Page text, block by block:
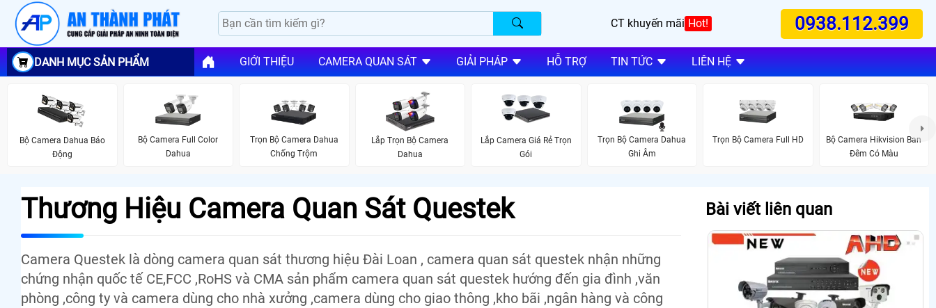
CT khuyến mãi Hot! 0938.112.399
DANH MỤC SẢN PHẨM GIỚI THIỆU CAMERA QUAN SÁT GIẢI PHÁP HỖ TRỢ TIN TỨC LIÊN HỆ
Bộ Camera Dahua Báo
Động
Bộ Camera Full Color
Dahua
Trọn Bộ Camera Dahua
Chống Trộm
Lắp Trọn Bộ Camera
Dahua
Lắp Camera Giá Rẻ Trọn
Gói
Trọn Bộ Camera Dahua
Ghi Âm
Trọn Bộ Camera Full HD
Bộ Camera Hikvision Ban
Đêm Có Màu
Thương Hiệu Camera Quan Sát Questek
Camera Questek là dòng camera quan sát thương hiệu Đài Loan , camera quan sát questek nhận những
chứng nhận quốc tế CE,FCC ,RoHS và CMA sản phẩm camera quan sát questek hướng đến gia đình ,văn
phòng ,công ty và camera dùng cho nhà xưởng ,camera dùng cho giao thông ,kho bãi ,ngân hàng và công
Bài viết liên quan